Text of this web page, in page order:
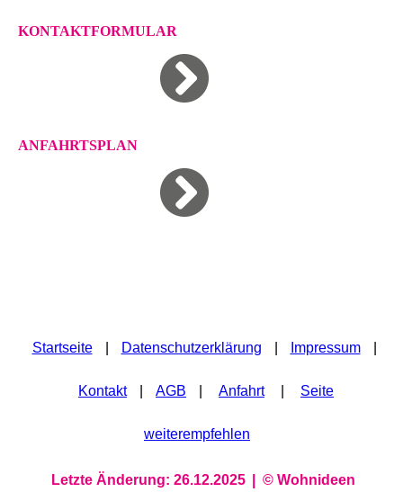
KONTAKTFORMULAR
ANFAHRTSPLAN
Startseite Datenschutzerklärung Impressum
Kontakt AGB Anfahrt Seite
weiterempfehlen
Letzte Änderung: 26.12.2025 | © Wohnideen